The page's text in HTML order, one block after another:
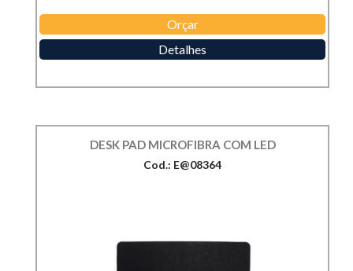
Orçar
Detalhes
DESK PAD MICROFIBRA COM LED
Cod.: E@08364